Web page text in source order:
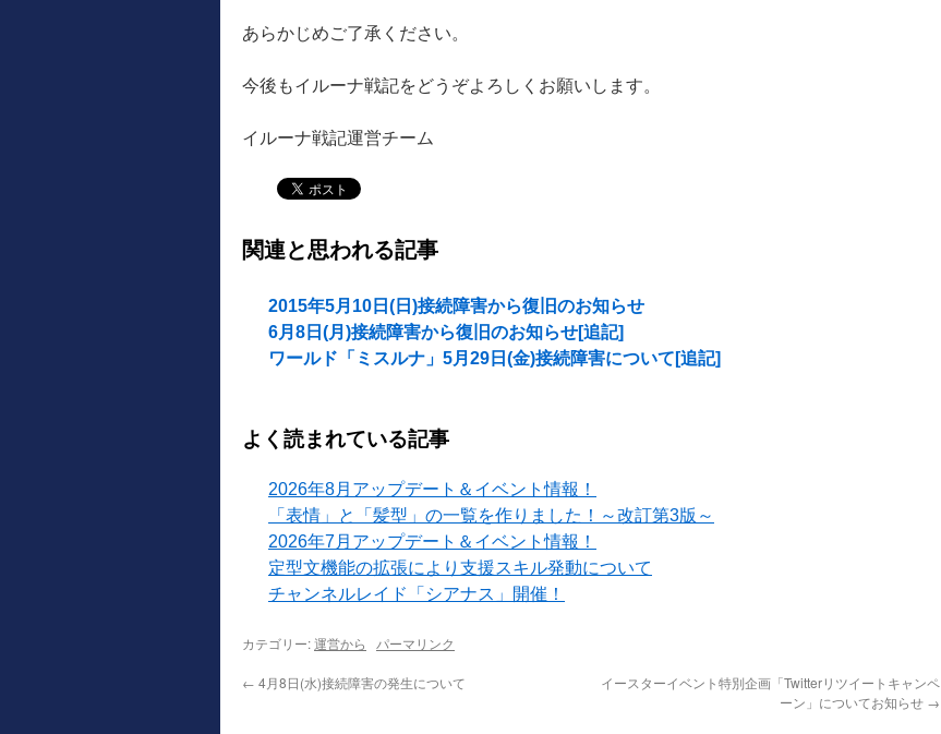
あらかじめご了承ください。
今後もイルーナ戦記をどうぞよろしくお願いします。
イルーナ戦記運営チーム
関連と思われる記事
2015年5月10日(日)接続障害から復旧のお知らせ
6月8日(月)接続障害から復旧のお知らせ[追記]
ワールド「ミスルナ」5月29日(金)接続障害について[追記]
よく読まれている記事
2026年8月アップデート＆イベント情報！
「表情」と「髪型」の一覧を作りました！～改訂第3版～
2026年7月アップデート＆イベント情報！
定型文機能の拡張により支援スキル発動について
チャンネルレイド「シアナス」開催！
カテゴリー:運営から パーマリンク
← 4月8日(水)接続障害の発生について
イースターイベント特別企画「Twitterリツイートキャンペ
ーン」についてお知らせ →